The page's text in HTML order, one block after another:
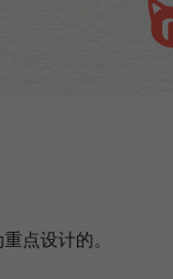
点设计的。